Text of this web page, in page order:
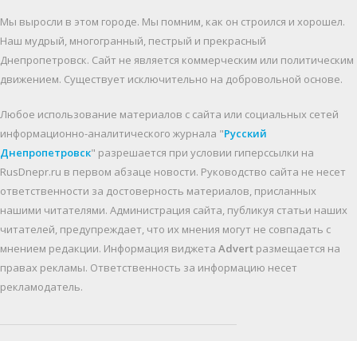
Мы выросли в этом городе. Мы помним, как он строился и хорошел.
Наш мудрый, многогранный, пестрый и прекрасный
Днепропетровск. Cайт не является коммерческим или политическим
движением. Существует исключительно на добровольной основе.
Любое использование материалов c сайта или социальных сетей
информационно-аналитического журнала "Русский
Днепропетровск" разрешается при условии гиперссылки на
RusDnepr.ru в первом абзаце новости. Руководство сайта не несет
ответственности за достоверность материалов, присланных
нашими читателями. Администрация сайта, публикуя статьи наших
читателей, предупреждает, что их мнения могут не совпадать с
мнением редакции. Информация виджета Advert размещается на
правах рекламы. Ответственность за информацию несет
рекламодатель.